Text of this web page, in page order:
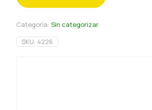
Categoría: Sin categorizar
SKU: 4226